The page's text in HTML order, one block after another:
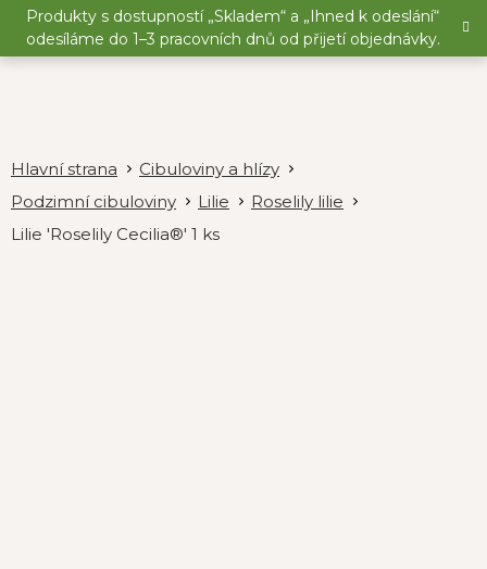
Přejít
obsah
Produkty s dostupností „Skladem“ a „Ihned k odeslání“
odesíláme do 1–3 pracovních dnů od přijetí objednávky.
Cibuloviny a hlízy
Podzimní cibuloviny
Lilie
Roselily lilie
Lilie 'Roselily Cecilia®' 1 ks